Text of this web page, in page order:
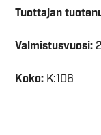
Tuottajan
Valmistusvuosi:
Koko: K:106